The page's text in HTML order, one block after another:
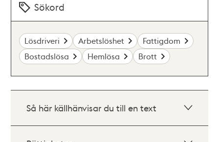
Sökord
Lösdriveri Arbetslöshet
Fattigdom
Bostadslösa
Hemlösa Brott
Så här källhänvisar du till en text